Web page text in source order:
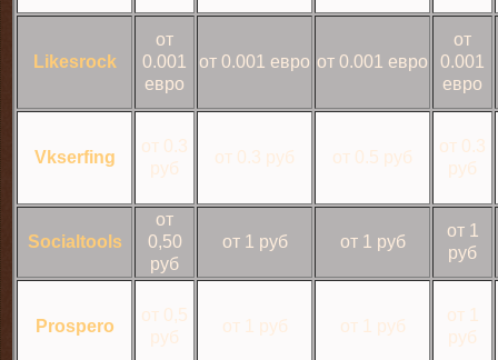
Likesrock
от
0.001
евро
от 0.001 евро от 0.001 евро
от
0.001
евро
Vkserfing
от 0.3
руб
от 0.3 руб от 0.5 руб
от 0.3
руб
Socialtools
от
0,50
руб
от 1 руб от 1 руб
от 1
руб
Prospero
от 0,5
руб
от 1 руб от 1 руб
от 1
руб